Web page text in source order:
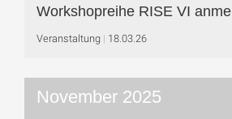
Workshop­reihe RISE VI
Veranstaltung 18.03.26
November 2025